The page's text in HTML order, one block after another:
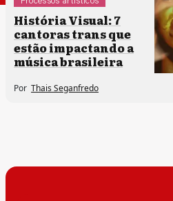
História Visual: 7
cantoras trans que
estão impactando a
música brasileira
Por Thais Seganfredo